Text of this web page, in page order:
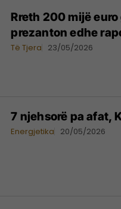
​Rreth 200 mijë
prezanton edhe
Të Tjera 23/05/2026
7 njehsorë pa afat,
Energjetika 20/05/2026